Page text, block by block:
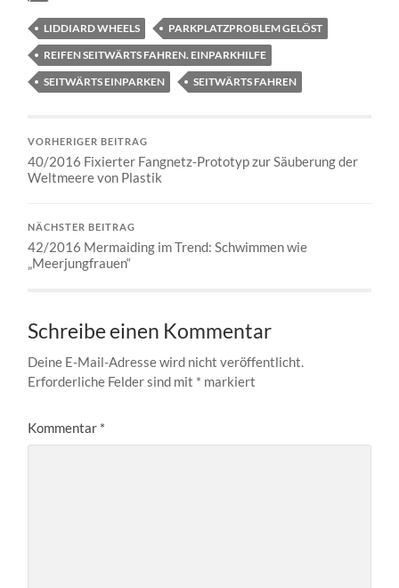
LIDDIARD WHEELS
PARKPLATZPROBLEM GELÖST
REIFEN SEITWÄRTS FAHREN. EINPARKHILFE
SEITWÄRTS EINPARKEN
SEITWÄRTS FAHREN
VORHERIGER BEITRAG
40/2016 Fixierter Fangnetz-Prototyp zur Säuberung der
Weltmeere von Plastik
NÄCHSTER BEITRAG
42/2016 Mermaiding im Trend: Schwimmen wie
„Meerjungfrauen“
Schreibe einen Kommentar
Deine E-Mail-Adresse wird nicht veröffentlicht.
Erforderliche Felder sind mit * markiert
Kommentar *